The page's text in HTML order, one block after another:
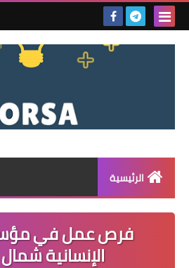
الرئيسية
فرص عمل في
الإنسانية